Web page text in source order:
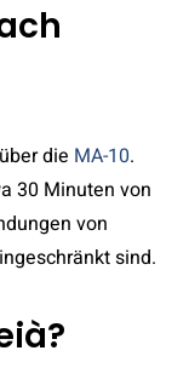
die MA-10.
30 Minuten von
von
sind.